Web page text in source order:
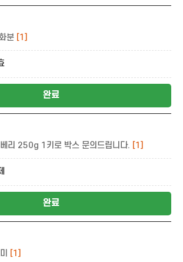
분 [1]
완료
리 250g 1키로 박스 문의드립니다. [1]
완료
[1]